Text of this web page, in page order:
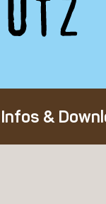
Infos &
Adoption